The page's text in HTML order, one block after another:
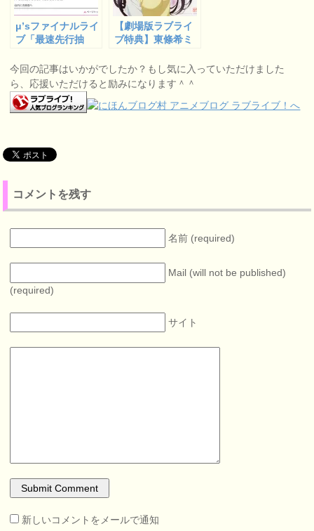
μ’sファイナルライ
ブ「最速先行抽
当たる気満々だっ
たアイの現在の心
境は？
【劇場版ラブライ
ブ特典】東條希ミ
ットした理由
今回の記事はいかがでしたか？もし気に入っていただけました
ら、応援いただけると励みになります＾＾
コメントを残す
名前 (required)
Mail (will not be published)
(required)
サイト
新しいコメントをメールで通知